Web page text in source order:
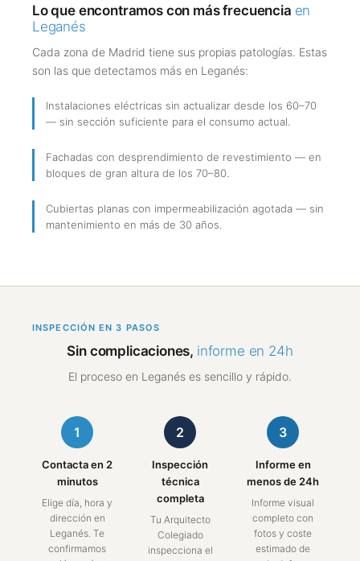
Lo que encontramos con más frecuencia en
Leganés
Cada zona de Madrid tiene sus propias patologías. Estas
son las que detectamos más en Leganés:
Instalaciones eléctricas sin actualizar desde los 60–70
— sin sección suficiente para el consumo actual.
Fachadas con desprendimiento de revestimiento — en
bloques de gran altura de los 70–80.
Cubiertas planas con impermeabilización agotada — sin
mantenimiento en más de 30 años.
INSPECCIÓN EN 3 PASOS
Sin complicaciones, informe en 24h
El proceso en Leganés es sencillo y rápido.
1
Contacta en 2
minutos
Elige día, hora y
dirección en
Leganés. Te
confirmamos
2
Inspección
técnica
completa
Tu Arquitecto
Colegiado
inspecciona el
3
Informe en
menos de 24h
Informe visual
completo con
fotos y coste
estimado de